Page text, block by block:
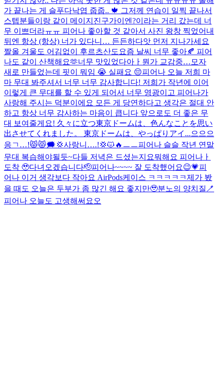
가 끝나는 게 슬푸다낙엽 줍줍.. 🍁​ 그저께 연습이 일찍 끝나서
스텝분들이랑 같이 메이지진구가이엔?이라는 거리 갔는데 너
무 이쁘더라ㅠㅠ 피어나 좋아할 것 같아서 사진 왕창 찍었어 내
뒤엔 항상 (항상) 너가 있다니… 든든하다앗 먼저 지나가세요
짤올 겨울도 어김없이 후르츠산도 요즘 날씨 너무 좋아🍂 피어
나도 같이 산책해요🫶너무 맛있었다아ㅏ 뭔가 교감중… 모자
새로 만들었는데 핏이 뭐임 😭 실패요 😔피어나 오늘 저희 마
마 무대 봐주셔서 너무 너무 감사합니다! 저희가 작년에 이어
이렇게 큰 무대를 할 수 있게 되어서 너무 영광이고 피어나가
사랑해 주시는 덕분이에요 모든 게 당연하다고 생각은 절대 안
하고 항상 너무 감사하는 마음이 큽니다 앞으로도 더 좋은 무
대 보여줄게요! 久々に立つ東京ドームは、色んなことを思い
出させてくれました。 東京ドームは、やっぱりアイ...으으으
응ㄱ…!😾😾🗯️💢사랑니….!💢😾🔥ㅡㅡ피어나 슬슬 작년 연말
무대 복습해야될듯~다들 저녁은 드셨는지요뭐해요 피어나ㅏ
도착 🥹다녀오겠습니다🫡피어나~~~~ 잘 도착했어요😉💗피
어나 이거 생각보다 작아요 AirPods케이스 ㅋㅋㅋㅋㅋ제가 봤
을 때도 오늘은 두부가 좀 많긴 해요 좋지만🥹분노의 양치질🪥
피어나 오늘도 고생해써요오